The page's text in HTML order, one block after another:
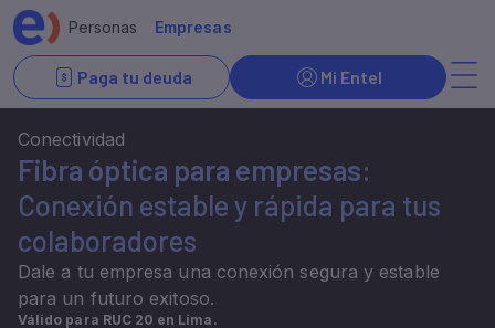
Conectividad
Fibra óptica para empresas:
Conexión estable y rápida para tus
colaboradores
Dale a tu empresa una conexión segura y estable
para un futuro exitoso.